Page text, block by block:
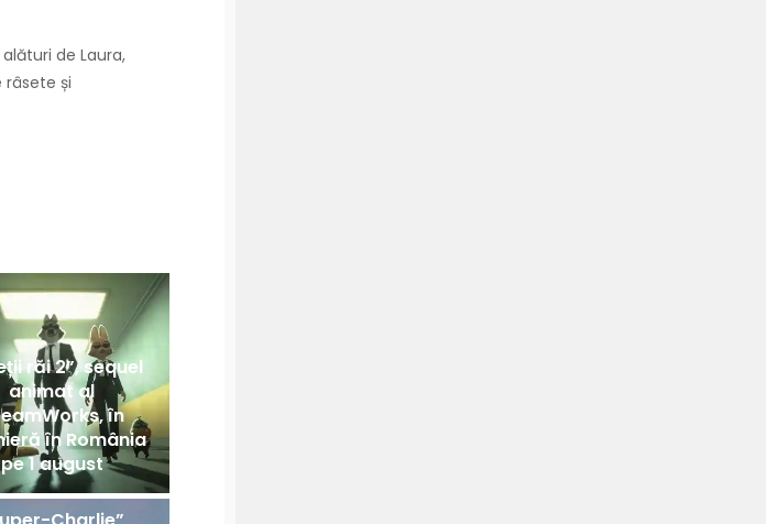
de Laura,
și
răi 2”, sequel
animat al
în
în România
pe 1 august